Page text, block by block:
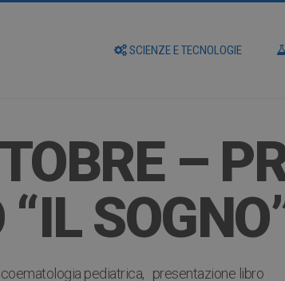
SCIENZE E TECNOLOGIE
–
pediatrica presentazione libro